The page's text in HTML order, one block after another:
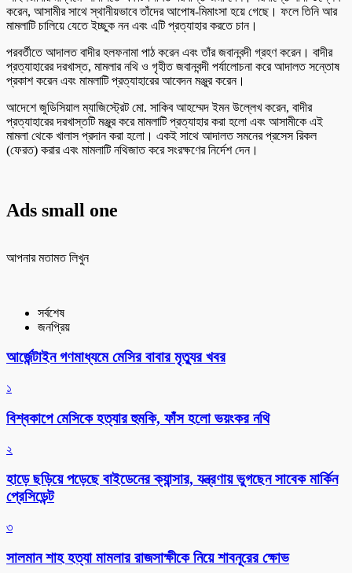
করেন, আসামীর সাথে স্থানীয়ভাবে তাঁদের আপোষ-মিমাংসা হয়ে গেছে। ফলে তিনি আর
মামলাটি চালিয়ে যেতে ইচ্ছুক নন এবং এটি প্রত্যাহার করতে চান।
পরবর্তীতে আদালত বাদীর হলফনামা পাঠ করেন এবং তাঁর জবানবন্দী গ্রহণ করেন। বাদীর
প্রত্যাহারের দরখাস্ত, মামলার নথি ও গৃহীত জবানবন্দী পর্যালোচনা করে আদালত সন্তোষ
প্রকাশ করেন এবং মামলাটি প্রত্যাহারের আবেদন মঞ্জুর করেন।
আদেশে জুডিসিয়াল ম্যাজিস্ট্রেট মো. সাকিব আহম্মেদ ইমন উল্লেখ করেন, বাদীর
প্রত্যাহারের দরখাস্তটি মঞ্জুর করে মামলাটি প্রত্যাহার করা হলো এবং আসামীকে এই
মামলা থেকে খালাস প্রদান করা হলো। একই সাথে আদালত সমনের প্রসেস রিকল
(ফেরত) করার এবং মামলাটি নথিজাত করে সংরক্ষণের নির্দেশ দেন।
Ads small one
আপনার মতামত লিখুন
সর্বশেষ
জনপ্রিয়
আর্জেন্টাইন গণমাধ্যমে মেসির বাবার মৃত্যুর খবর
১
বিশ্বকাপে মেসিকে হত্যার হুমকি, ফাঁস হলো ভয়ংকর নথি
২
হাড়ে ছড়িয়ে পড়েছে বাইডেনের ক্যান্সার, যন্ত্রণায় ভুগছেন সাবেক মার্কিন
প্রেসিডেন্ট
৩
সালমান শাহ হত্যা মামলার রাজসাক্ষীকে নিয়ে শাবনূরের ক্ষোভ